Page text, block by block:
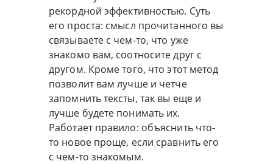
рекордной эффективностью. Суть
его проста: смысл прочитанного вы
связываете с чем-то, что уже
знакомо вам, соотносите друг с
другом. Кроме того, что этот метод
позволит вам лучше и четче
запомнить тексты, так вы еще и
лучше будете понимать их.
Работает правило: объяснить что-
то новое проще, если сравнить его
с чем-то знакомым.